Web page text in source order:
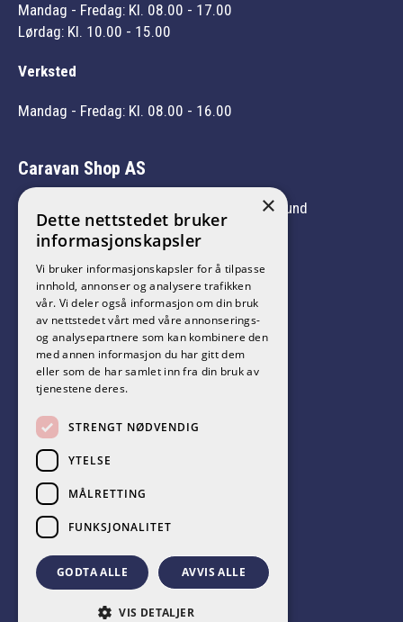
Mandag - Fredag: Kl. 08.00 - 17.00
Lørdag: Kl. 10.00 - 15.00
Verksted
Mandag - Fredag: Kl. 08.00 - 16.00
Caravan Shop AS
Vi er medlem av Norges Caravanbransjeforbund
Følg oss på sosiale medier!
POWERED BY EMPORI CMS
×
Dette nettstedet bruker
informasjonskapsler
Vi bruker informasjonskapsler for å tilpasse
innhold, annonser og analysere trafikken
vår. Vi deler også informasjon om din bruk
av nettstedet vårt med våre annonserings-
og analysepartnere som kan kombinere den
med annen informasjon du har gitt dem
eller som de har samlet inn fra din bruk av
tjenestene deres.
STRENGT NØDVENDIG
YTELSE
MÅLRETTING
FUNKSJONALITET
GODTA ALLE AVVIS ALLE
VIS DETALJER